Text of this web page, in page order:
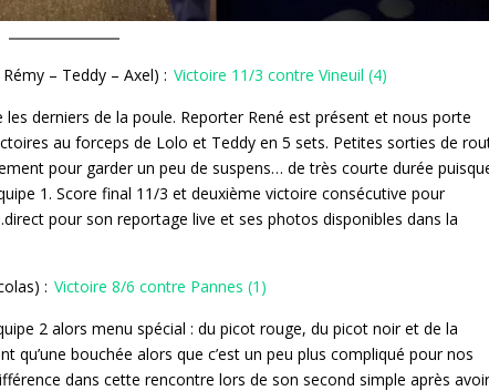
– Teddy – Axel) : Victoire 11/3 contre Vineuil (4)
derniers de la poule. Reporter René est présent et nous porte
au forceps de Lolo et Teddy en 5 sets. Petites sorties de
pour garder un peu de suspens… de très courte durée
1. Score final 11/3 et deuxième victoire consécutive pour
pour son reportage live et ses photos disponibles dans la
: Victoire 8/6 contre Pannes (1)
2 alors menu spécial : du picot rouge, du picot noir et de la
qu’une bouchée alors que c’est un peu plus compliqué pour nos
dans cette rencontre lors de son second simple après avoir